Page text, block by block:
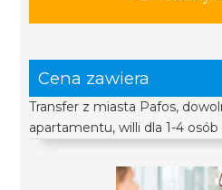
Cena zawiera
Transfer z miasta Pafos,
apartamentu, willi dla 1-4